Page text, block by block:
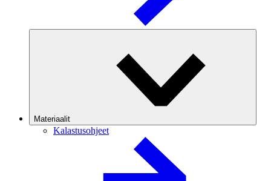
Materiaalit
Kalastusohjeet